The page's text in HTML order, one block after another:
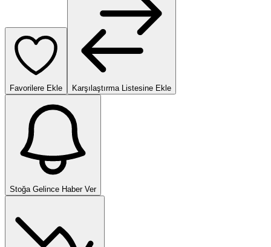
Favorilere Ekle Karşılaştırma Listesine Ekle
Stoğa Gelince Haber Ver